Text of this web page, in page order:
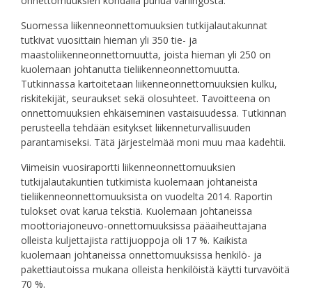
Suomessa liikenneonnettomuuksien tutkijalautakunnat
tutkivat vuosittain hieman yli 350 tie- ja
maastoliikenneonnettomuutta, joista hieman yli 250 on
kuolemaan johtanutta tieliikenneonnettomuutta.
Tutkinnassa kartoitetaan liikenneonnettomuuksien kulku,
riskitekijät, seuraukset sekä olosuhteet. Tavoitteena on
onnettomuuksien ehkäiseminen vastaisuudessa. Tutkinnan
perusteella tehdään esitykset liikenneturvallisuuden
parantamiseksi. Tätä järjestelmää moni muu maa kadehtii.
Viimeisin vuosiraportti liikenneonnettomuuksien
tutkijalautakuntien tutkimista kuolemaan johtaneista
tieliikenneonnettomuuksista on vuodelta 2014. Raportin
tulokset ovat karua tekstiä. Kuolemaan johtaneissa
moottoriajoneuvo-onnettomuuksissa pääaiheuttajana
olleista kuljettajista rattijuoppoja oli 17 %. Kaikista
kuolemaan johtaneissa onnettomuuksissa henkilö- ja
pakettiautoissa mukana olleista henkilöistä käytti turvavöitä
70 %.